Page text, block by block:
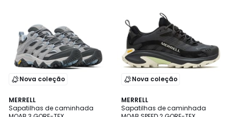
Nova coleção
MERRELL
Sapatilhas de caminhada
4,4
/ 5
Nova coleção
MERRELL
Sapatilhas de caminhada
4,3
/ 5